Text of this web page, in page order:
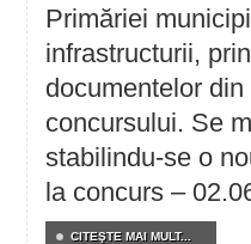
Primăriei
infrastructurii,
documentelor
concursului. Se
stabilindu-se o
la concurs –
CITEŞTE MAI MULT...